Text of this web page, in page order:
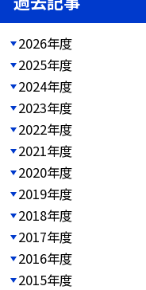
2026年度
2025年度
2024年度
2023年度
2022年度
2021年度
2020年度
2019年度
2018年度
2017年度
2016年度
2015年度